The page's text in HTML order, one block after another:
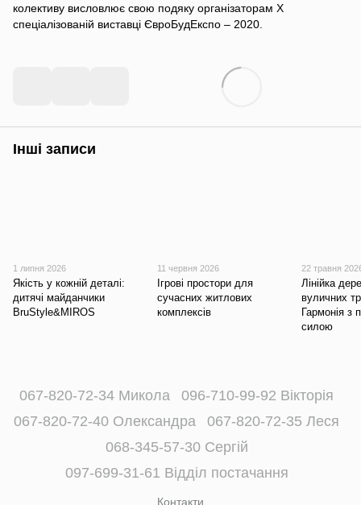
колективу висловлює свою подяку організаторам X
спеціалізованій виставці ЄвроБудЕкспо – 2020.
Інші записи
1 липня 2026
Якість у кожній деталі:
дитячі майданчики
BruStyle&MIROS
11 червня 2026
Ігрові простори для
сучасних житлових
комплексів
22 травня
Лінійка
вуличних
Гармонія з
силою
067-820-72-34 Микола
096-710-99-92 Вікторія
067-820-72-40 Олександра
067-820-72-35 Леся
068-345-57-30 Сергій
097-699-31-61 Відділ постачання
Контакти